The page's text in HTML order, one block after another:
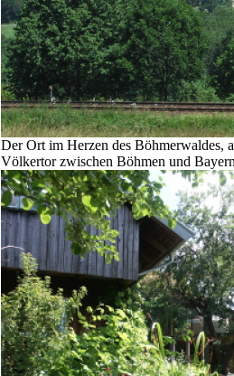
Der Ort im Herzen des Böhmerwaldes,
Völkertor zwischen Böhmen und